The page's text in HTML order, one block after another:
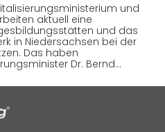
und
aktuell eine
und das
in Niedersachsen bei der
Das haben
Dr. Bernd…